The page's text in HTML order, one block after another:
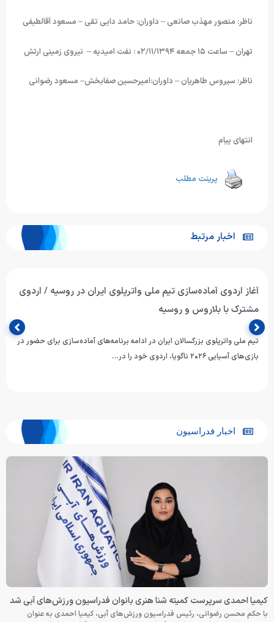
ناظر: منصور مهذب صانعی – داوران: حامد دایی تقی – مسعود آقالطیفی
تهران – ساعت ۱۵ جمعه ۰۲/۱۱/۱۳۹۴ : نفت امیدیه – نیروی زمینی ارتش
ناظر: سیروس طاهریان – داوران:امیرحسین صفابخش– مسعود رضوانی
انتهای پیام
پرینت مطلب
اخبار مرتبط
آغاز اردوی آماده‌سازی تیم ملی واترپلوی ایران در روسیه / اردوی
مشترک با بلاروس و روسیه
تیم ملی واترپلوی بزرگسالان ایران در ادامه برنامه‌های آماده‌سازی برای حضور در
بازی‌های آسیایی ۲۰۲۶ ناگویا، اردوی خود را در…
اخبار فدراسیون
کیمیا احمدی سرپرست کمیته شنا هنری بانوان فدراسیون ورزش‌های آبی شد
با حکم محسن رضوانی، رئیس فدراسیون ورزش‌های آبی، کیمیا احمدی به عنوان